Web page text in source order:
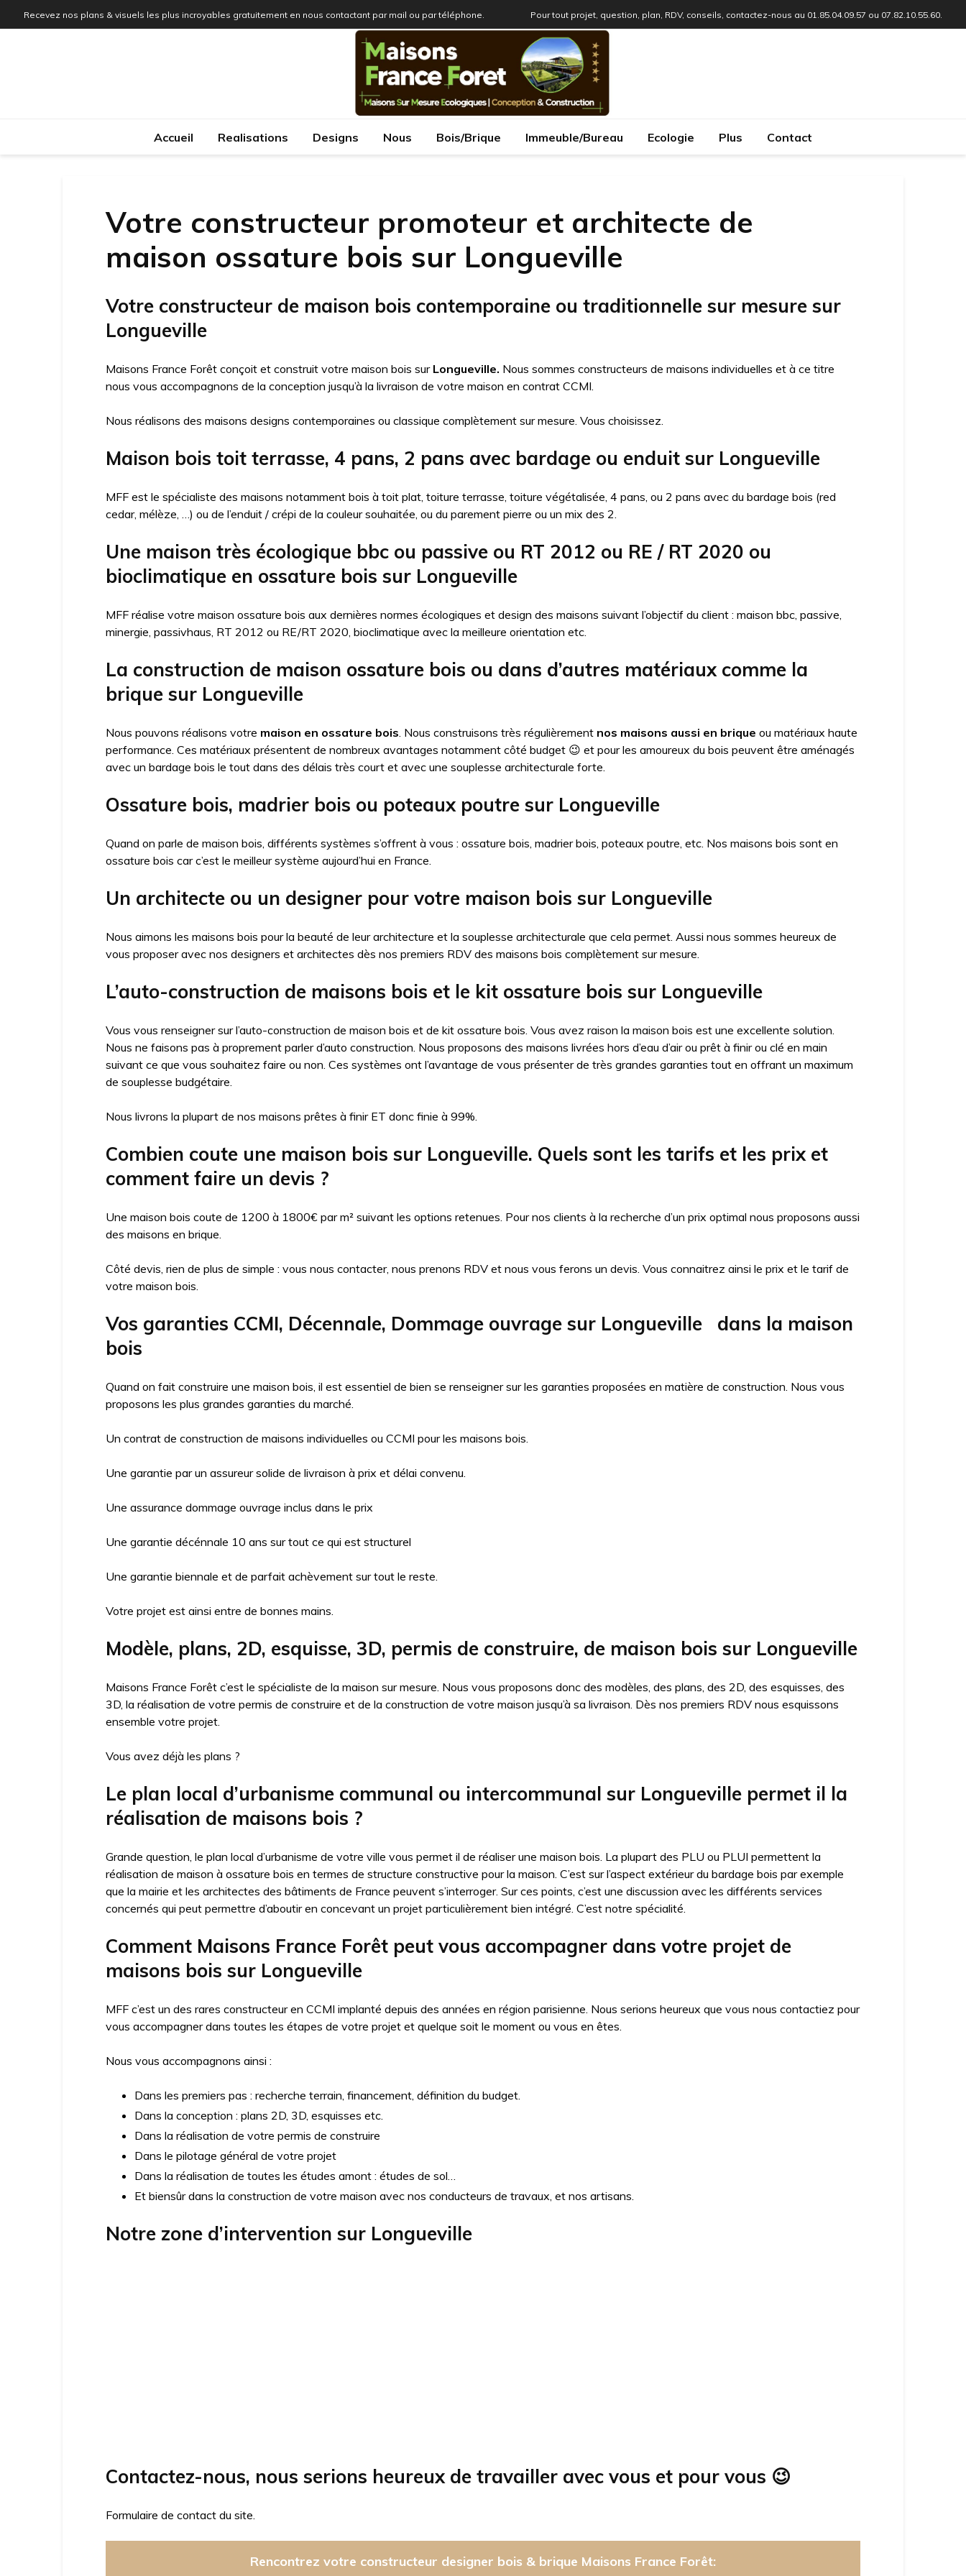
Recevez nos plans & visuels les plus incroyables gratuitement en nous contactant par mail ou par téléphone. Pour tout projet, question, plan, RDV, conseils, contactez-nous au 01.85.04.09.57 ou 07.82.10.55.60.
Accueil Realisations Designs Nous Bois/Brique Immeuble/Bureau Ecologie Plus Contact
Votre constructeur promoteur et architecte de
maison ossature bois sur Longueville
Votre constructeur de maison bois contemporaine ou traditionnelle sur mesure sur
Longueville
Maisons France Forêt conçoit et construit votre maison bois sur Longueville. Nous sommes constructeurs de maisons individuelles et à ce titre
nous vous accompagnons de la conception jusqu’à la livraison de votre maison en contrat CCMI.
Nous réalisons des maisons designs contemporaines ou classique complètement sur mesure. Vous choisissez.
Maison bois toit terrasse, 4 pans, 2 pans avec bardage ou enduit sur Longueville
MFF est le spécialiste des maisons notamment bois à toit plat, toiture terrasse, toiture végétalisée, 4 pans, ou 2 pans avec du bardage bois (red
cedar, mélèze, …) ou de l’enduit / crépi de la couleur souhaitée, ou du parement pierre ou un mix des 2.
Une maison très écologique bbc ou passive ou RT 2012 ou RE / RT 2020 ou
bioclimatique en ossature bois sur Longueville
MFF réalise votre maison ossature bois aux dernières normes écologiques et design des maisons suivant l’objectif du client : maison bbc, passive,
minergie, passivhaus, RT 2012 ou RE/RT 2020, bioclimatique avec la meilleure orientation etc.
La construction de maison ossature bois ou dans d’autres matériaux comme la
brique sur Longueville
Nous pouvons réalisons votre maison en ossature bois. Nous construisons très régulièrement nos maisons aussi en brique ou matériaux haute
performance. Ces matériaux présentent de nombreux avantages notamment côté budget 😉 et pour les amoureux du bois peuvent être aménagés
avec un bardage bois le tout dans des délais très court et avec une souplesse architecturale forte.
Ossature bois, madrier bois ou poteaux poutre sur Longueville
Quand on parle de maison bois, différents systèmes s’offrent à vous : ossature bois, madrier bois, poteaux poutre, etc. Nos maisons bois sont en
ossature bois car c’est le meilleur système aujourd’hui en France.
Un architecte ou un designer pour votre maison bois sur Longueville
Nous aimons les maisons bois pour la beauté de leur architecture et la souplesse architecturale que cela permet. Aussi nous sommes heureux de
vous proposer avec nos designers et architectes dès nos premiers RDV des maisons bois complètement sur mesure.
L’auto-construction de maisons bois et le kit ossature bois sur Longueville
Vous vous renseigner sur l’auto-construction de maison bois et de kit ossature bois. Vous avez raison la maison bois est une excellente solution.
Nous ne faisons pas à proprement parler d’auto construction. Nous proposons des maisons livrées hors d’eau d’air ou prêt à finir ou clé en main
suivant ce que vous souhaitez faire ou non. Ces systèmes ont l’avantage de vous présenter de très grandes garanties tout en offrant un maximum
de souplesse budgétaire.
Nous livrons la plupart de nos maisons prêtes à finir ET donc finie à 99%.
Combien coute une maison bois sur Longueville. Quels sont les tarifs et les prix et
comment faire un devis ?
Une maison bois coute de 1200 à 1800€ par m² suivant les options retenues. Pour nos clients à la recherche d’un prix optimal nous proposons aussi
des maisons en brique.
Côté devis, rien de plus de simple : vous nous contacter, nous prenons RDV et nous vous ferons un devis. Vous connaitrez ainsi le prix et le tarif de
votre maison bois.
Vos garanties CCMI, Décennale, Dommage ouvrage sur Longueville dans la maison
bois
Quand on fait construire une maison bois, il est essentiel de bien se renseigner sur les garanties proposées en matière de construction. Nous vous
proposons les plus grandes garanties du marché.
Un contrat de construction de maisons individuelles ou CCMI pour les maisons bois.
Une garantie par un assureur solide de livraison à prix et délai convenu.
Une assurance dommage ouvrage inclus dans le prix
Une garantie décénnale 10 ans sur tout ce qui est structurel
Une garantie biennale et de parfait achèvement sur tout le reste.
Votre projet est ainsi entre de bonnes mains.
Modèle, plans, 2D, esquisse, 3D, permis de construire, de maison bois sur Longueville
Maisons France Forêt c’est le spécialiste de la maison sur mesure. Nous vous proposons donc des modèles, des plans, des 2D, des esquisses, des
3D, la réalisation de votre permis de construire et de la construction de votre maison jusqu’à sa livraison. Dès nos premiers RDV nous esquissons
ensemble votre projet.
Vous avez déjà les plans ?
Le plan local d’urbanisme communal ou intercommunal sur Longueville permet il la
réalisation de maisons bois ?
Grande question, le plan local d’urbanisme de votre ville vous permet il de réaliser une maison bois. La plupart des PLU ou PLUI permettent la
réalisation de maison à ossature bois en termes de structure constructive pour la maison. C’est sur l’aspect extérieur du bardage bois par exemple
que la mairie et les architectes des bâtiments de France peuvent s’interroger. Sur ces points, c’est une discussion avec les différents services
concernés qui peut permettre d’aboutir en concevant un projet particulièrement bien intégré. C’est notre spécialité.
Comment Maisons France Forêt peut vous accompagner dans votre projet de
maisons bois sur Longueville
MFF c’est un des rares constructeur en CCMI implanté depuis des années en région parisienne. Nous serions heureux que vous nous contactiez pour
vous accompagner dans toutes les étapes de votre projet et quelque soit le moment ou vous en êtes.
Nous vous accompagnons ainsi :
Dans les premiers pas : recherche terrain, financement, définition du budget.
Dans la conception : plans 2D, 3D, esquisses etc.
Dans la réalisation de votre permis de construire
Dans le pilotage général de votre projet
Dans la réalisation de toutes les études amont : études de sol…
Et biensûr dans la construction de votre maison avec nos conducteurs de travaux, et nos artisans.
Notre zone d’intervention sur Longueville
Contactez-nous, nous serions heureux de travailler avec vous et pour vous 😉
Formulaire de contact du site.
Rencontrez votre constructeur designer bois & brique Maisons France Forêt: